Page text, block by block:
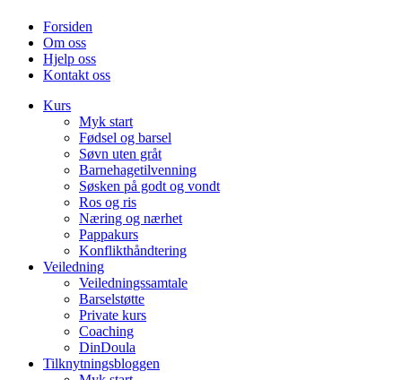
Forsiden
Om oss
Hjelp oss
Kontakt oss
Kurs
Myk start
Fødsel og barsel
Søvn uten gråt
Barnehagetilvenning
Søsken på godt og vondt
Ros og ris
Næring og nærhet
Pappakurs
Konflikthåndtering
Veiledning
Veiledningssamtale
Barselstøtte
Private kurs
Coaching
DinDoula
Tilknytningsbloggen